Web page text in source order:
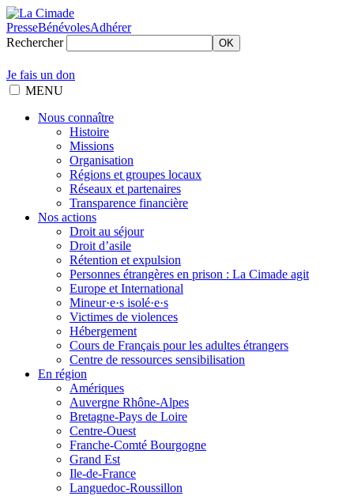
PresseBénévolesAdhérer
Rechercher
OK
Je fais un don
MENU
Nous connaître
Histoire
Missions
Organisation
Régions et groupes locaux
Réseaux et partenaires
Transparence financière
Nos actions
Droit au séjour
Droit d’asile
Rétention et expulsion
Personnes étrangères en prison : La Cimade agit
Europe et International
Mineur·e·s isolé·e·s
Victimes de violences
Hébergement
Cours de Français pour les adultes étrangers
Centre de ressources sensibilisation
En région
Amériques
Auvergne Rhône-Alpes
Bretagne-Pays de Loire
Centre-Ouest
Franche-Comté Bourgogne
Grand Est
Ile-de-France
Languedoc-Roussillon